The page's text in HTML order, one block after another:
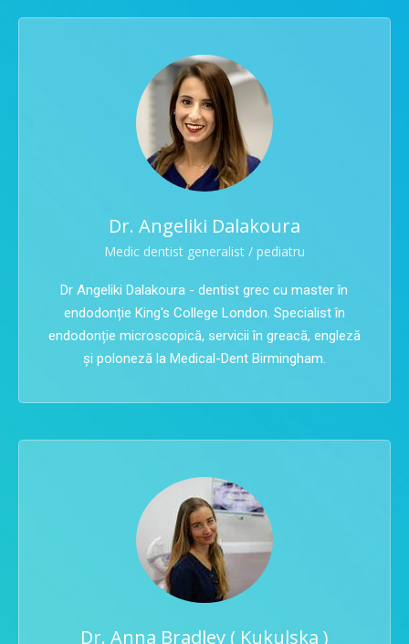
Dr. Angeliki Dalakoura
Medic dentist generalist / pediatru
Dr Angeliki Dalakoura - dentist grec cu master în
endodonție King's College London. Specialist în
endodonție microscopică, servicii în greacă, engleză
și poloneză la Medical-Dent Birmingham.
Dr. Anna Bradley ( Kukulska )